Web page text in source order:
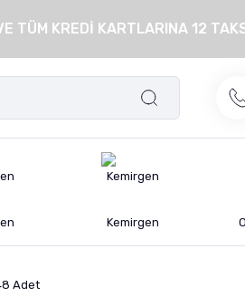
TÜM KREDİ KARTLARINA 12
Kemirgen
Adet